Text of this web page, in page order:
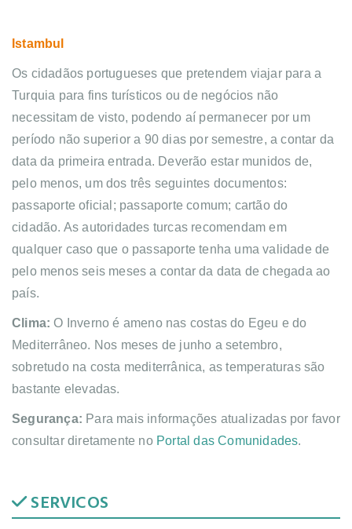
Istambul
Os cidadãos portugueses que pretendem viajar para a
Turquia para fins turísticos ou de negócios não
necessitam de visto, podendo aí permanecer por um
período não superior a 90 dias por semestre, a contar da
data da primeira entrada. Deverão estar munidos de,
pelo menos, um dos três seguintes documentos:
passaporte oficial; passaporte comum; cartão do
cidadão. As autoridades turcas recomendam em
qualquer caso que o passaporte tenha uma validade de
pelo menos seis meses a contar da data de chegada ao
país.
Clima: O Inverno é ameno nas costas do Egeu e do
Mediterrâneo. Nos meses de junho a setembro,
sobretudo na costa mediterrânica, as temperaturas são
bastante elevadas.
Segurança: Para mais informações atualizadas por favor
consultar diretamente no Portal das Comunidades.
SERVICOS